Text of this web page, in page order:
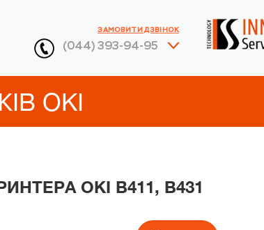
(044) 393-94-95
ЗАМОВИТИ ДЗВІНОК
OKI
OKI B411, B431